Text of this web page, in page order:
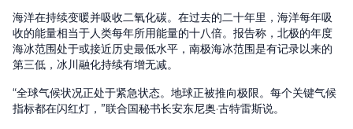
海洋在持续变暖并吸收二氧化碳。在过去的二十年里，海洋每年吸
收的能量相当于人类每年所用能量的十八倍。报告称，北极的年度
海冰范围处于或接近历史最低水平，南极海冰范围是有记录以来的
第三低，冰川融化持续有增无减。
“全球气候状况正处于紧急状态。地球正被推向极限。每个关键气候
指标都在闪红灯，”联合国秘书长安东尼奥·古特雷斯说。